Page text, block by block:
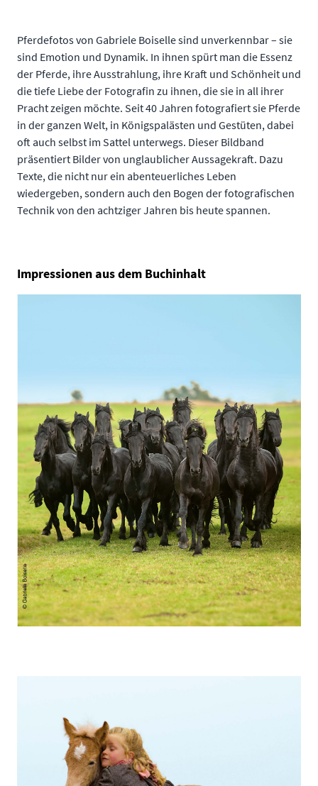
Pferdefotos von Gabriele Boiselle sind unverkennbar – sie
sind Emotion und Dynamik. In ihnen spürt man die Essenz
der Pferde, ihre Ausstrahlung, ihre Kraft und Schönheit und
die tiefe Liebe der Fotografin zu ihnen, die sie in all ihrer
Pracht zeigen möchte. Seit 40 Jahren fotografiert sie Pferde
in der ganzen Welt, in Königspalästen und Gestüten, dabei
oft auch selbst im Sattel unterwegs. Dieser Bildband
präsentiert Bilder von unglaublicher Aussagekraft. Dazu
Texte, die nicht nur ein abenteuerliches Leben
wiedergeben, sondern auch den Bogen der fotografischen
Technik von den achtziger Jahren bis heute spannen.
Impressionen aus dem Buchinhalt